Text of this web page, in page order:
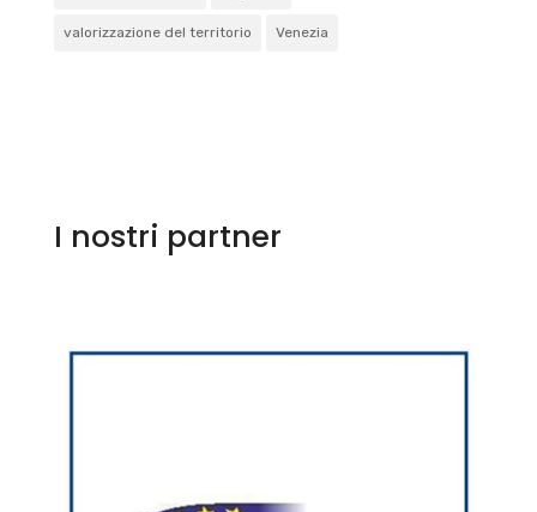
valorizzazione del territorio Venezia
I nostri partner